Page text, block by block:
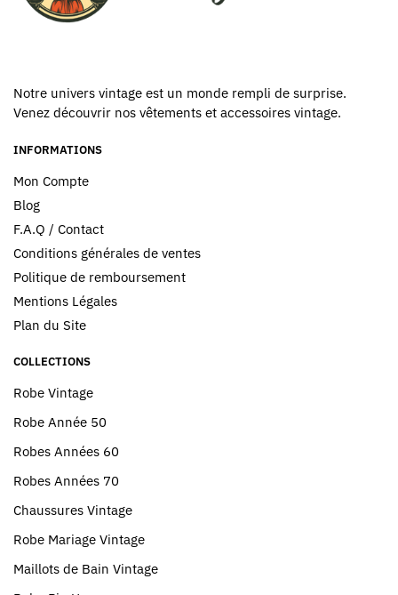
Notre univers vintage est un monde rempli de surprise.
Venez découvrir nos vêtements et accessoires vintage.
INFORMATIONS
Mon Compte
Blog
F.A.Q / Contact
Conditions générales de ventes
Politique de remboursement
Mentions Légales
Plan du Site
COLLECTIONS
Robe Vintage
Robe Année 50
Robes Années 60
Robes Années 70
Chaussures Vintage
Robe Mariage Vintage
Maillots de Bain Vintage